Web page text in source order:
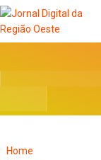
Home